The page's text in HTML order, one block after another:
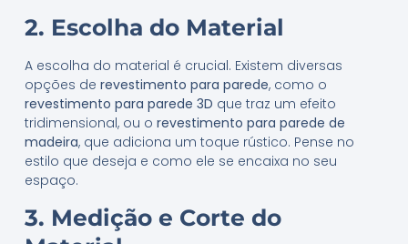
2. Escolha do Material
A escolha do material é crucial. Existem diversas
opções de revestimento para parede, como o
revestimento para parede 3D que traz um efeito
tridimensional, ou o revestimento para parede de
madeira, que adiciona um toque rústico. Pense no
estilo que deseja e como ele se encaixa no seu
espaço.
3. Medição e Corte do